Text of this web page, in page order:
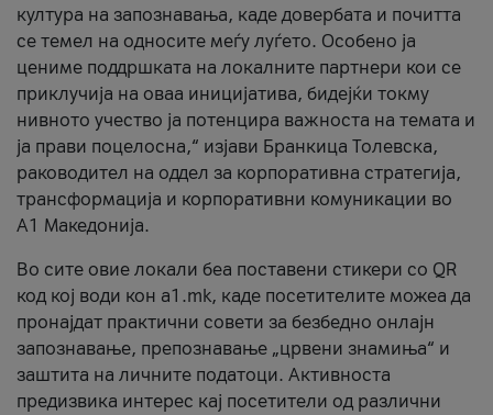
култура на запознавања, каде довербата и почитта
се темел на односите меѓу луѓето. Особено ја
цениме поддршката на локалните партнери кои се
приклучија на оваа иницијатива, бидејќи токму
нивното учество ја потенцира важноста на темата и
ја прави поцелосна,“ изјави Бранкица Толевска,
раководител на оддел за корпоративна стратегија,
трансформација и корпоративни комуникации во
А1 Македонија.
Во сите овие локали беа поставени стикери со QR
код кој води кон a1.mk, каде посетителите можеа да
пронајдат практични совети за безбедно онлајн
запознавање, препознавање „црвени знамиња“ и
заштита на личните податоци. Активноста
предизвика интерес кај посетители од различни